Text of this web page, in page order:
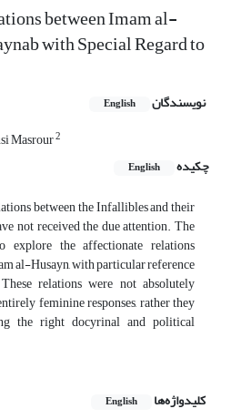
between Imam al-
with Special Regard to
نویسندگان English
Masrour2
چکیده English
between the Infallibles and their
not received the due attention. The
explore the affectionate relations
al-Husayn, with particular reference
relations were not absolutely
feminine responses, rather they
the right docyrinal and political
کلیدواژه‌ها English